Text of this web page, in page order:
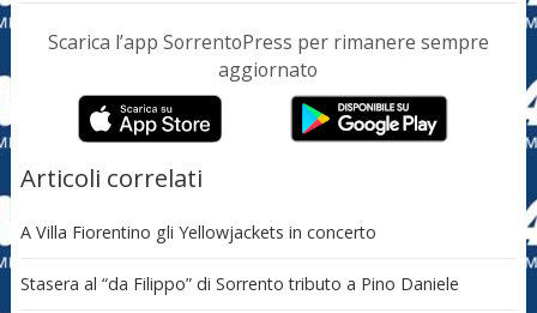
Scarica l’app SorrentoPress per rimanere sempre
aggiornato
Articoli correlati
A Villa Fiorentino gli Yellowjackets in concerto
Stasera al “da Filippo” di Sorrento tributo a Pino Daniele